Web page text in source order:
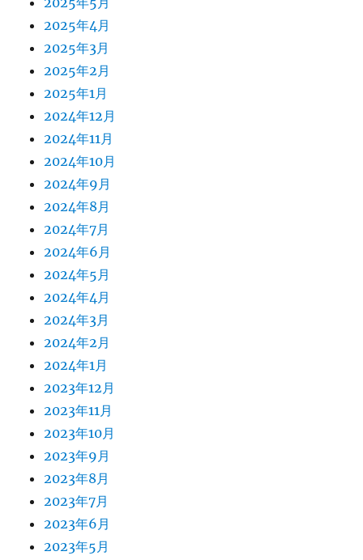
2025年4月
2025年3月
2025年2月
2025年1月
2024年12月
2024年11月
2024年10月
2024年9月
2024年8月
2024年7月
2024年6月
2024年5月
2024年4月
2024年3月
2024年2月
2024年1月
2023年12月
2023年11月
2023年10月
2023年9月
2023年8月
2023年7月
2023年6月
2023年5月